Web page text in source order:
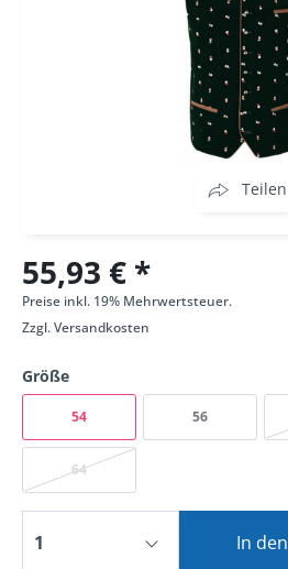
Teilen
55,93 € *
Preise inkl. 19% Mehrwertsteuer.
Zzgl.Versandkosten
Größe
54 56
64
In den